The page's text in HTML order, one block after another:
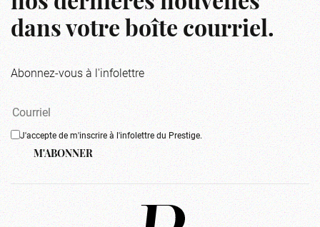
dans votre boîte courriel.
Abonnez-vous à l'infolettre
J'accepte de m'inscrire à l'infolettre du Prestige.
M'ABONNER